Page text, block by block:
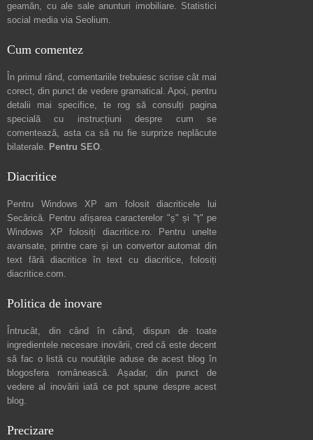
geamăn, cu ale sale anunturi imobiliare. Statistici
social media via Seolium.
Cum comentez
În primul rând, comentariile trebuiesc scrise cât mai
corect, din punct de vedere gramatical. Apoi, pentru
detalii mai specifice, te rog să consulți pagina
specială cu instrucțiuni despre cum se
comentează, asta ca să nu fie surprize neplăcute
bilaterale. Pentru SEO.
Diacritice
Pentru Windows XP am folosit diacriticele lui
Secărică. Pentru afișarea caracterelor "ș" și "ț" pe
Windows XP folosiți diacritice.ro. Pentru unelte
avansate, printre care și un convertor automat din
text fără diacritice în text cu diacritice, folosiți
diacritice.com.
Politica de inovare
Întrucât, din când în când, dispun de toate
ingredientele necesare inovării, cred că este decent
să fac o listă cu noutățile aduse de acest blog în
blogosfera românească. Așadar, din punct de
vedere al inovării iată ce pot spune despre acest
blog.
Precizare